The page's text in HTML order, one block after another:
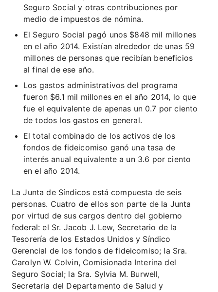
Seguro Social y otras contribuciones por
medio de impuestos de nómina.
El Seguro Social pagó unos $848 mil millones
en el año 2014. Existían alrededor de unas 59
millones de personas que recibían beneficios
al final de ese año.
Los gastos administrativos del programa
fueron $6.1 mil millones en el año 2014, lo que
fue el equivalente de apenas un 0.7 por ciento
de todos los gastos en general.
El total combinado de los activos de los
fondos de fideicomiso ganó una tasa de
interés anual equivalente a un 3.6 por ciento
en el año 2014.
La Junta de Síndicos está compuesta de seis
personas. Cuatro de ellos son parte de la Junta
por virtud de sus cargos dentro del gobierno
federal: el Sr. Jacob J. Lew, Secretario de la
Tesorería de los Estados Unidos y Síndico
Gerencial de los fondos de fideicomiso; la Sra.
Carolyn W. Colvin, Comisionada Interina del
Seguro Social; la Sra. Sylvia M. Burwell,
Secretaria del Departamento de Salud y